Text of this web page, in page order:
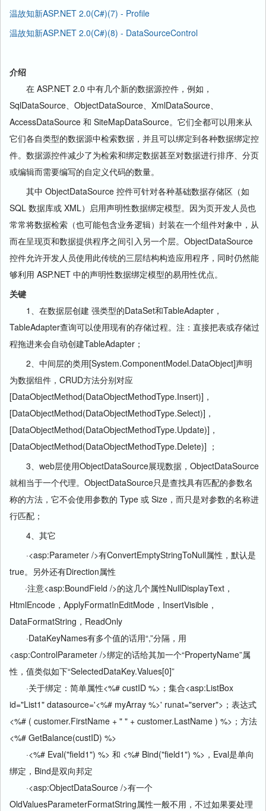
温故知新ASP.NET 2.0(C#)(7) - Profile
温故知新ASP.NET 2.0(C#)(8) - DataSourceControl
介绍
在 ASP.NET 2.0 中有几个新的数据源控件，例如，
SqlDataSource、ObjectDataSource、XmlDataSource、
AccessDataSource 和 SiteMapDataSource。它们全都可以用来从
它们各自类型的数据源中检索数据，并且可以绑定到各种数据绑定控
件。数据源控件减少了为检索和绑定数据甚至对数据进行排序、分页
或编辑而需要编写的自定义代码的数量。
其中 ObjectDataSource 控件可针对各种基础数据存储区（如
SQL 数据库或 XML）启用声明性数据绑定模型。因为页开发人员也
常常将数据检索（也可能包含业务逻辑）封装在一个组件对象中，从
而在呈现页和数据提供程序之间引入另一个层。ObjectDataSource
控件允许开发人员使用此传统的三层结构构造应用程序，同时仍然能
够利用 ASP.NET 中的声明性数据绑定模型的易用性优点。
关键
1、在数据层创建 强类型的DataSet和TableAdapter，
TableAdapter查询可以使用现有的存储过程。注：直接把表或存储过
程拖进来会自动创建TableAdapter；
2、中间层的类用[System.ComponentModel.DataObject]声明
为数据组件，CRUD方法分别对应
[DataObjectMethod(DataObjectMethodType.Insert)]，
[DataObjectMethod(DataObjectMethodType.Select)]，
[DataObjectMethod(DataObjectMethodType.Update)]，
[DataObjectMethod(DataObjectMethodType.Delete)] ；
3、web层使用ObjectDataSource展现数据，ObjectDataSource
就相当于一个代理。ObjectDataSource只是查找具有匹配的参数名
称的方法，它不会使用参数的 Type 或 Size，而只是对参数的名称进
行匹配；
4、其它
·<asp:Parameter />有ConvertEmptyStringToNull属性，默认是
true。另外还有Direction属性
·注意<asp:BoundField />的这几个属性NullDisplayText，
HtmlEncode，ApplyFormatInEditMode，InsertVisible，
DataFormatString，ReadOnly
·DataKeyNames有多个值的话用“,”分隔，用
<asp:ControlParameter />绑定的话给其加一个“PropertyName”属
性，值类似如下“SelectedDataKey.Values[0]”
·关于绑定：简单属性<%# custID %>；集合<asp:ListBox
id="List1" datasource='<%# myArray %>' runat="server">；表达式
<%# ( customer.FirstName + " " + customer.LastName ) %>；方法
<%# GetBalance(custID) %>
·<%# Eval("field1") %> 和 <%# Bind("field1") %>，Eval是单向
绑定，Bind是双向邦定
·<asp:ObjectDataSource />有一个
OldValuesParameterFormatString属性一般不用，不过如果要处理